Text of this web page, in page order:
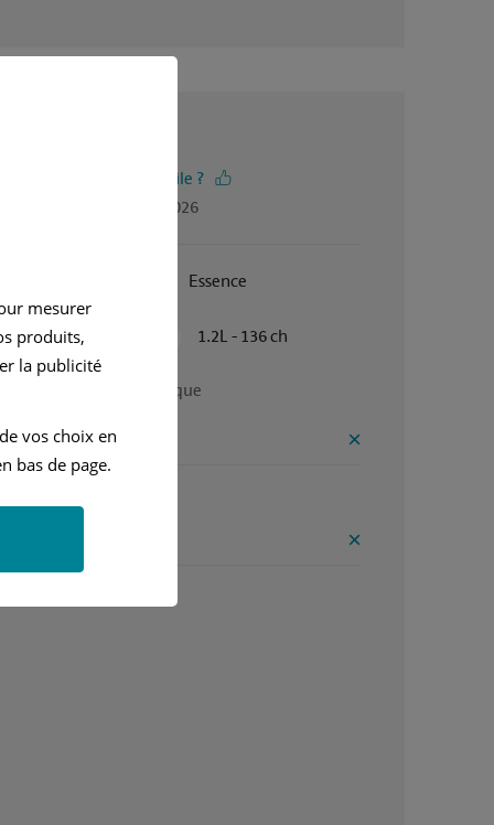
vous trouvé cet avis utile ?
par Gerard, en mai 2026
Essence
Automatique 1.2L - 136 ch
problème d informatique
mesurer
produits,
la publicité
vos choix en
bas de page.